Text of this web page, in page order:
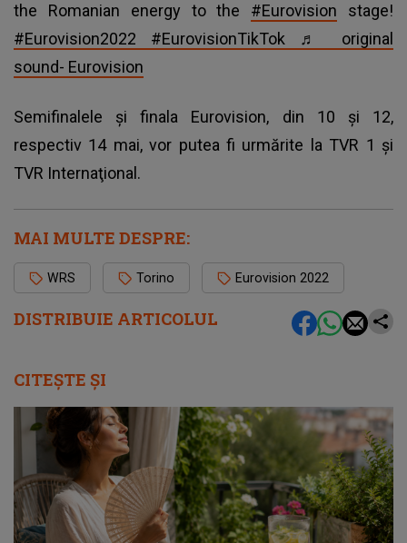
DISTRIBUIE ARTICOLUL
the Romanian energy to the #Eurovision stage!
#Eurovision2022 #EurovisionTikTok ♬ original
sound- Eurovision
Semifinalele şi finala Eurovision, din 10 şi 12,
respectiv 14 mai, vor putea fi urmărite la TVR 1 şi
TVR Internaţional.
MAI MULTE DESPRE:
WRS Torino Eurovision 2022
CITEȘTE ȘI